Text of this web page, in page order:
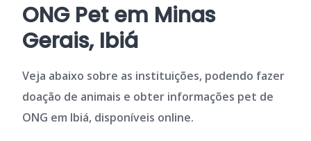
ONG Pet em Minas
Gerais, Ibiá
Veja abaixo sobre as instituições, podendo fazer
doação de animais e obter informações pet de
ONG em Ibiá, disponíveis online.